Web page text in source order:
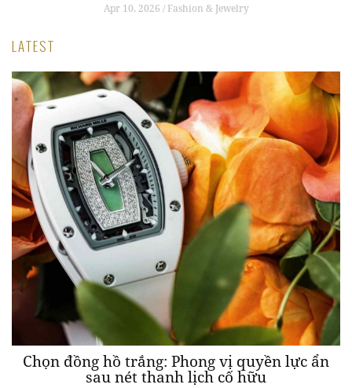
Apr 10, 2026 / Fashion & Jewelry
LATEST
Chọn đồng hồ trắng: Phong vị quyền lực ẩn
sau nét thanh lịch cố hữu